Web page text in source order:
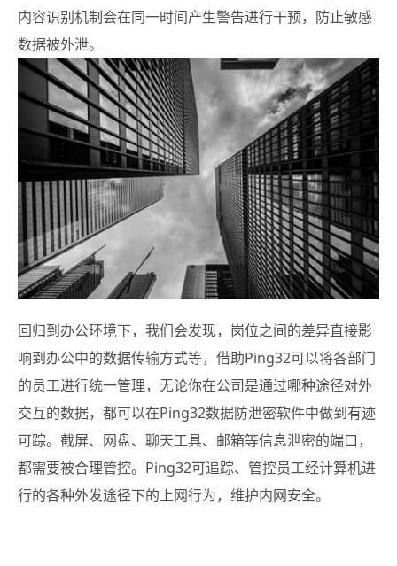
内容识别机制会在同一时间产生警告进行干预，防止敏感
数据被外泄。
回归到办公环境下，我们会发现，岗位之间的差异直接影
响到办公中的数据传输方式等，借助Ping32可以将各部门
的员工进行统一管理，无论你在公司是通过哪种途径对外
交互的数据，都可以在Ping32数据防泄密软件中做到有迹
可踪。截屏、网盘、聊天工具、邮箱等信息泄密的端口，
都需要被合理管控。Ping32可追踪、管控员工经计算机进
行的各种外发途径下的上网行为，维护内网安全。